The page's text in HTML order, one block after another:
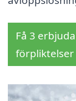
Få 3
förpliktelser